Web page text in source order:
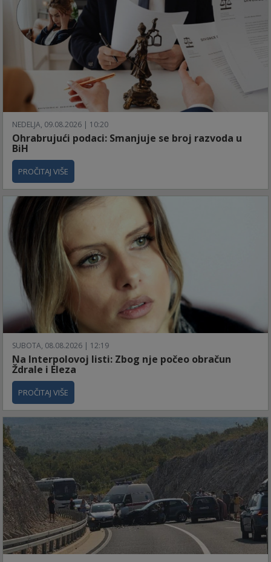
NEDELJA, 09.08.2026 | 10:20
Ohrabrujući podaci: Smanjuje se broj razvoda u
BiH
PROČITAJ VIŠE
SUBOTA, 08.08.2026 | 12:19
Na Interpolovoj listi: Zbog nje počeo obračun
Ždrale i Eleza
PROČITAJ VIŠE